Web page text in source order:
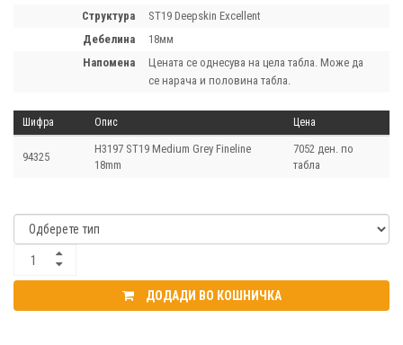
структура
ST19 Deepskin Excellent
дебелина
18мм
напомена
Цената се однесува на цела табла. Може да
се нарача и половина табла.
Шифра Опис Цена
94325
H3197 ST19 Medium Grey Fineline
18mm
7052 ден. по
табла
ДОДАДИ ВО КОШНИЧКА